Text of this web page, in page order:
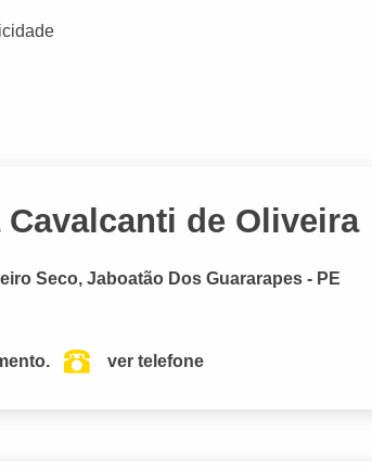
de Oliveira
Seco, Jaboatão Dos Guararapes - PE
ver telefone